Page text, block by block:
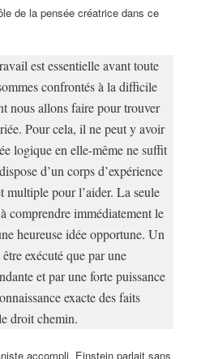
de la pensée créatrice dans ce
est essentielle avant toute
confrontés à la difficile
nous allons faire pour trouver
Pour cela, il ne peut y avoir
logique en elle-même ne suffit
d’un corps d’expérience
multiple pour l’aider. La seule
comprendre immédiatement le
heureuseidée opportune. Un
exécuté que par une
et par une forte puissance
exacte des faits
droit chemin.
accompli, Einstein parlait sans